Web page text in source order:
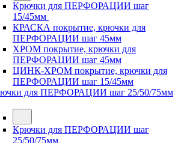
Крючки для ПЕРФОРАЦИИ шаг
15/45мм
КРАСКА покрытие, крючки для
ПЕРФОРАЦИИ шаг 45мм
ХРОМ покрытие, крючки для
ПЕРФОРАЦИИ шаг 45мм
ЦИНК-ХРОМ покрытие, крючки для
ПЕРФОРАЦИИ шаг 15/45мм
для ПЕРФОРАЦИИ шаг 25/50/75мм
Крючки для ПЕРФОРАЦИИ шаг
25/50/75мм